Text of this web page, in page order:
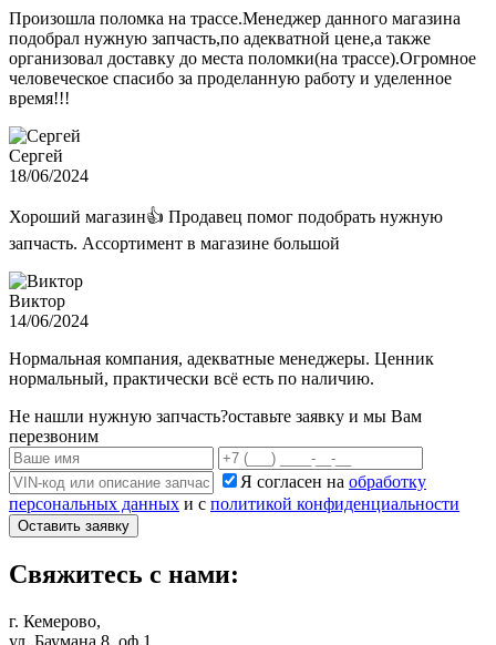
Произошла поломка на трассе.Менеджер данного магазина
подобрал нужную запчасть,по адекватной цене,а также
организовал доставку до места поломки(на трассе).Огромное
человеческое спасибо за проделанную работу и уделенное
время!!!
Сергей
18/06/2024
Хороший магазин👍 Продавец помог подобрать нужную
запчасть. Ассортимент в магазине большой
Виктор
14/06/2024
Нормальная компания, адекватные менеджеры. Ценник
нормальный, практически всё есть по наличию.
Не нашли нужную запчасть?оставьте заявку и мы Вам
перезвоним
Я согласен на обработку
персональных данных и с политикой конфиденциальности
Оставить заявку
Свяжитесь с нами:
г. Кемерово,
ул. Баумана 8, оф.1